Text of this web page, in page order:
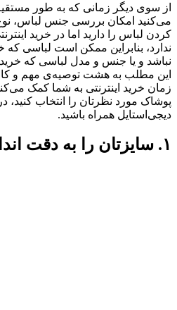
از سوی دیگر زمانی که به طور
می‌کنید امکان بررسی جنس لباس،
کردن لباس را دارید اما در خرید
ندارد، بنابراین ممکن است لباسی که
نباشد و یا جنس و مدل لباسی که
این مطلب به هشت توصیه‌ی مهم و
زمان خرید اینترنتی به شما کمک می‌کند
پوشاک مورد نظرتان را انتخاب کنید،
دیجی‌استایل همراه باشید.
۱. سایزتان را به دقت اندازه‌گیری کنید